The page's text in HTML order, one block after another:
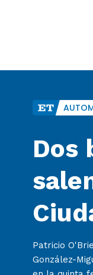
Dos
Patricio
González-